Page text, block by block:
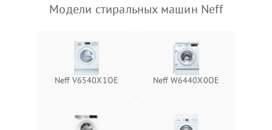
Модели стиральных машин Neff
Neff V6540X1OE Neff W6440X0OE